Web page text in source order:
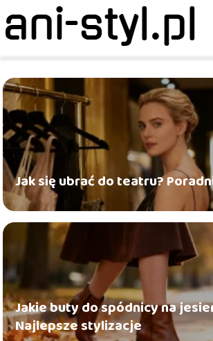
Jak się ubrać do teatru?
Jakie buty do spódnicy na
Najlepsze stylizacje